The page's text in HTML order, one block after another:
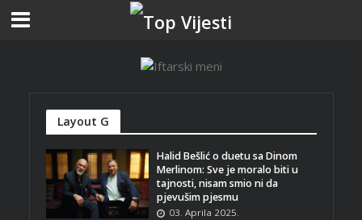
Layout G
Halid Bešlić o duetu sa Dinom
Merlinom: Sve je moralo biti u
tajnosti, nisam smio ni da
pjevušim pjesmu
03. Aprila 2025.